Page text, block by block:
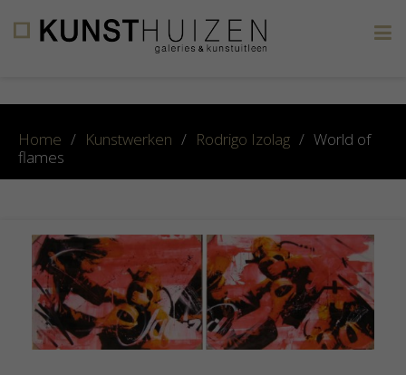
Home / Kunstwerken / Rodrigo Izolag / World of
flames